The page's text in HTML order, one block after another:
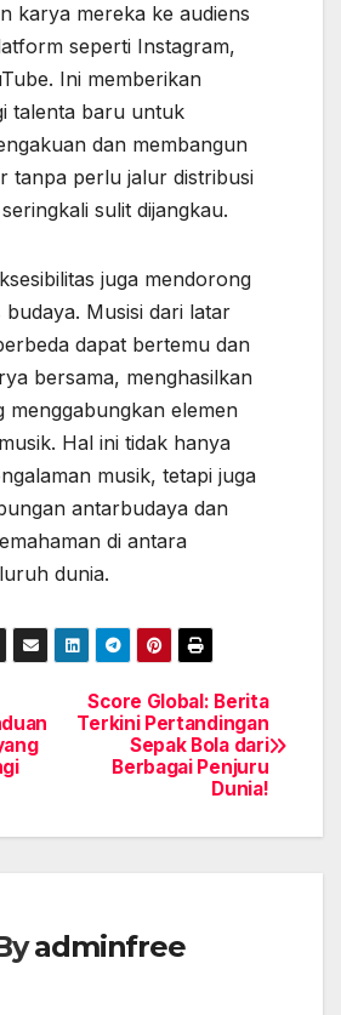
karya mereka ke audiens
seperti Instagram,
Ini memberikan
talenta baru untuk
dan membangun
tanpa perlu jalur distribusi
sulit dijangkau.
juga mendorong
Musisi dari latar
dapat bertemu dan
bersama, menghasilkan
menggabungkan elemen
Hal ini tidak hanya
musik, tetapi juga
antarbudaya dan
di antara
dunia.
Score Global: Berita
Terkini Pertandingan
Sepak Bola dari
Berbagai Penjuru
Dunia!
adminfree